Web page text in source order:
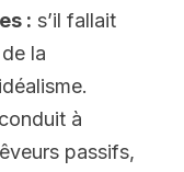
: s’il fallait
la
à
passifs,